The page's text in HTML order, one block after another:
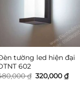
tường led hiện đại
602
₫ Giá
gốc
320,000₫Giá
hiện